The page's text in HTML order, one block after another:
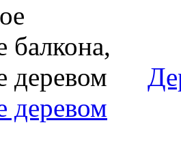
деревом